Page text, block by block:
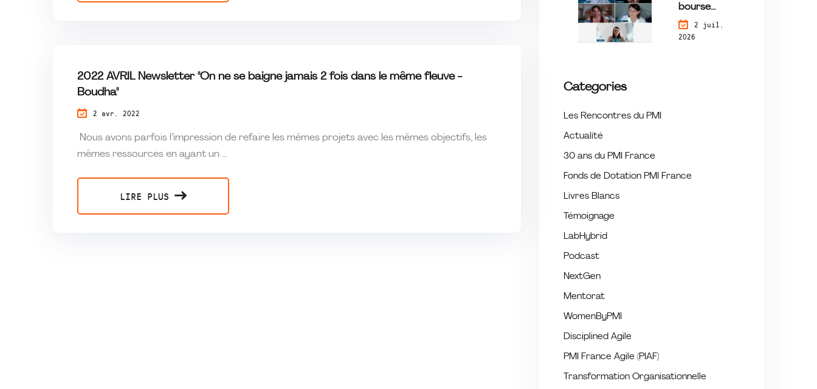
2022 AVRIL Newsletter "On ne se baigne jamais 2 fois dans le même fleuve -
Boudha"
2 avr. 2022
Nous avons parfois l’impression de refaire les mêmes projets avec les mêmes objectifs, les
mêmes ressources en ayant un ...
LIRE PLUS
16
bourse
change une
trajectoire :
2 juil.
2026
Categories
Les Rencontres du PMI
Actualité
30 ans du PMI France
Fonds de Dotation PMI France
Livres Blancs
Témoignage
LabHybrid
Podcast
NextGen
Mentorat
WomenByPMI
Disciplined Agile
PMI France Agile (PIAF)
Transformation Organisationnelle